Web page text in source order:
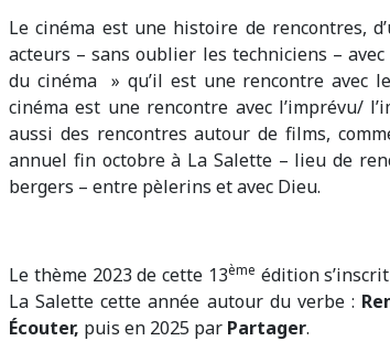
Le cinéma est une histoire de rencontres,
acteurs – sans oublier les techniciens –
du cinéma » qu’il est une rencontre avec
cinéma est une rencontre avec l’imprévu/
aussi des rencontres autour de films,
annuel fin octobre à La Salette – lieu de
bergers – entre pèlerins et avec Dieu.
Le thème 2023 de cette 13ème édition
La Salette cette année autour du verbe :
Écouter, puis en 2025 par Partager.